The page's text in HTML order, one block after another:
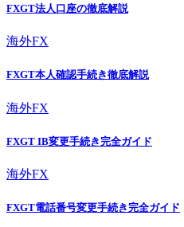
FXGT法人口座の徹底解説
海外FX
FXGT本人確認手続き徹底解説
海外FX
FXGT IB変更手続き完全ガイド
海外FX
FXGT電話番号変更手続き完全ガイド